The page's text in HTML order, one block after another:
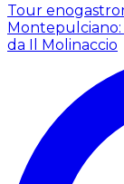
Tour
Montepulciano:
da Il Molinaccio